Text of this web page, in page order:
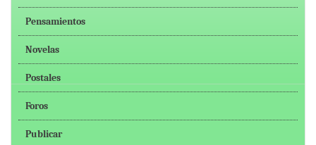
Pensamientos
Novelas
Postales
Foros
Publicar